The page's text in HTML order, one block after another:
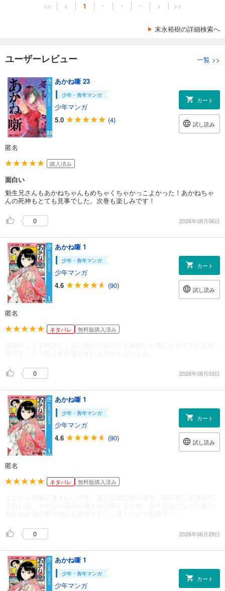
<< < 1 ・ ・ ・ > >>
末永裕樹の詳細検索へ
ユーザーレビュー 一覧 >>
あかね噺 23
少年・青年マンガ
少年マンガ
5.0
(4)
カート
試し読み
匿名
購入済み
面白い
魁生兄さんもあかねちゃんもめちゃくちゃかっこよかった！あかねちゃ
んの死神もとても見事でした。次巻も楽しみです！
0 2026年08月06日
あかね噺 1
少年・青年マンガ
少年マンガ
4.6
(90)
カート
試し読み
匿名
ネタバレ 無料版購入済み
0 2026年08月03日
あかね噺 1
少年・青年マンガ
少年マンガ
4.6
(90)
カート
試し読み
匿名
ネタバレ 無料版購入済み
0 2026年06月29日
あかね噺 1
少年・青年マンガ
少年マンガ
カート